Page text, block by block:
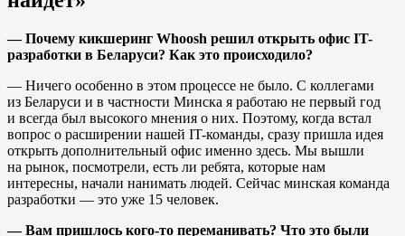
— Почему кикшеринг Whoosh решил открыть офис IT-
разработки в Беларуси? Как это происходило?
— Ничего особенно в этом процессе не было. С коллегами
из Беларуси и в частности Минска я работаю не первый год
и всегда был высокого мнения о них. Поэтому, когда встал
вопрос о расширении нашей IT-команды, сразу пришла идея
открыть дополнительный офис именно здесь. Мы вышли
на рынок, посмотрели, есть ли ребята, которые нам
интересны, начали нанимать людей. Сейчас минская команда
разработки — это уже 15 человек.
— Вам пришлось кого-то переманивать? Что это были